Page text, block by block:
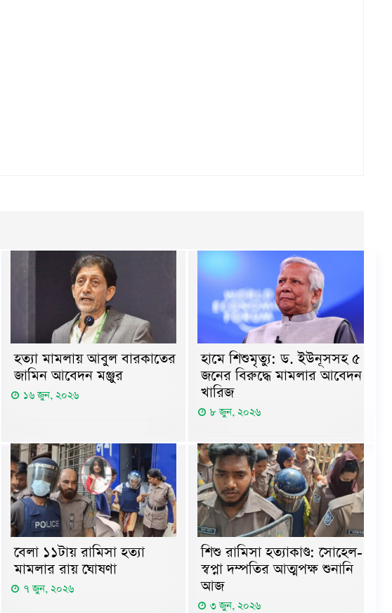
হত্যা মামলায় আবুল বারকাতের
জামিন আবেদন মঞ্জুর
১৬ জুন, ২০২৬
হামে শিশুমৃত্যু: ড. ইউনূসসহ ৫
জনের বিরুদ্ধে মামলার আবেদন
খারিজ
৮ জুন, ২০২৬
বেলা ১১টায় রামিসা হত্যা
মামলার রায় ঘোষণা
৭ জুন, ২০২৬
শিশু রামিসা হত্যাকাণ্ড: সোহেল-
স্বপ্না দম্পতির আত্মপক্ষ শুনানি
আজ
৩ জুন, ২০২৬